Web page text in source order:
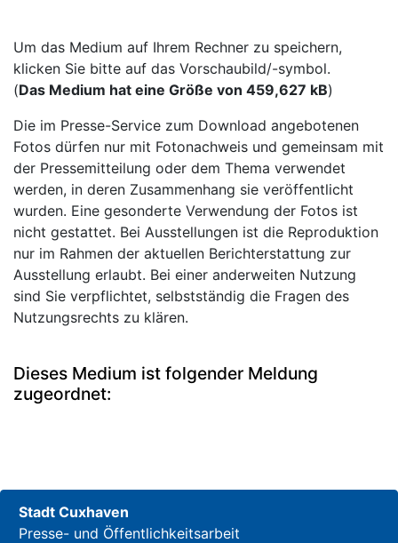
Um das Medium auf Ihrem Rechner zu speichern,
klicken Sie bitte auf das Vorschaubild/-symbol.
(Das Medium hat eine Größe von 459,627 kB)
Die im Presse-Service zum Download angebotenen
Fotos dürfen nur mit Fotonachweis und gemeinsam mit
der Pressemitteilung oder dem Thema verwendet
werden, in deren Zusammenhang sie veröffentlicht
wurden. Eine gesonderte Verwendung der Fotos ist
nicht gestattet. Bei Ausstellungen ist die Reproduktion
nur im Rahmen der aktuellen Berichterstattung zur
Ausstellung erlaubt. Bei einer anderweiten Nutzung
sind Sie verpflichtet, selbstständig die Fragen des
Nutzungsrechts zu klären.
Dieses Medium ist folgender Meldung
zugeordnet:
Stadt Cuxhaven
Presse- und Öffentlichkeitsarbeit